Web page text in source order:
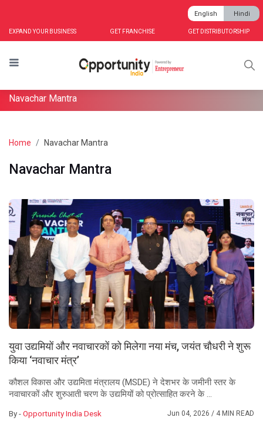
EXPAND YOUR BUSINESS GET FRANCHISE GET DISTRIBUTORSHIP
English Hindi
Navachar Mantra
Home Navachar Mantra
Navachar Mantra
युवा उद्यमियों और नवाचारकों को मिलेगा नया मंच, जयंत चौधरी ने शुरू
किया ‘नवाचार मंत्र’
कौशल विकास और उद्यमिता मंत्रालय (MSDE) ने देशभर के जमीनी स्तर के
नवाचारकों और शुरुआती चरण के उद्यमियों को प्रोत्साहित करने के ...
By -Opportunity India Desk Jun 04, 2026 / 4 MIN READ